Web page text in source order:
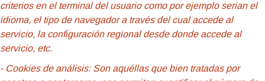
criterios en el terminal del usuario como por ejemplo serian el
idioma, el tipo de navegador a través del cual accede al
servicio, la configuración regional desde donde accede al
servicio, etc.
- Cookies de análisis: Son aquéllas que bien tratadas por